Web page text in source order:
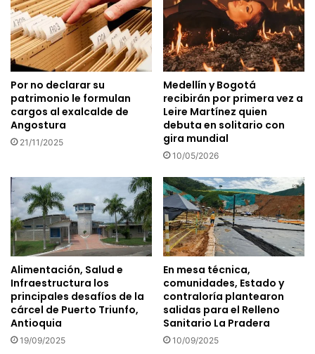
Por no declarar su
patrimonio le formulan
cargos al exalcalde de
Angostura
21/11/2025
Medellín y Bogotá
recibirán por primera vez a
Leire Martínez quien
debuta en solitario con
gira mundial
10/05/2026
Alimentación, Salud e
Infraestructura los
principales desafíos de la
cárcel de Puerto Triunfo,
Antioquia
19/09/2025
En mesa técnica,
comunidades, Estado y
contraloría plantearon
salidas para el Relleno
Sanitario La Pradera
10/09/2025